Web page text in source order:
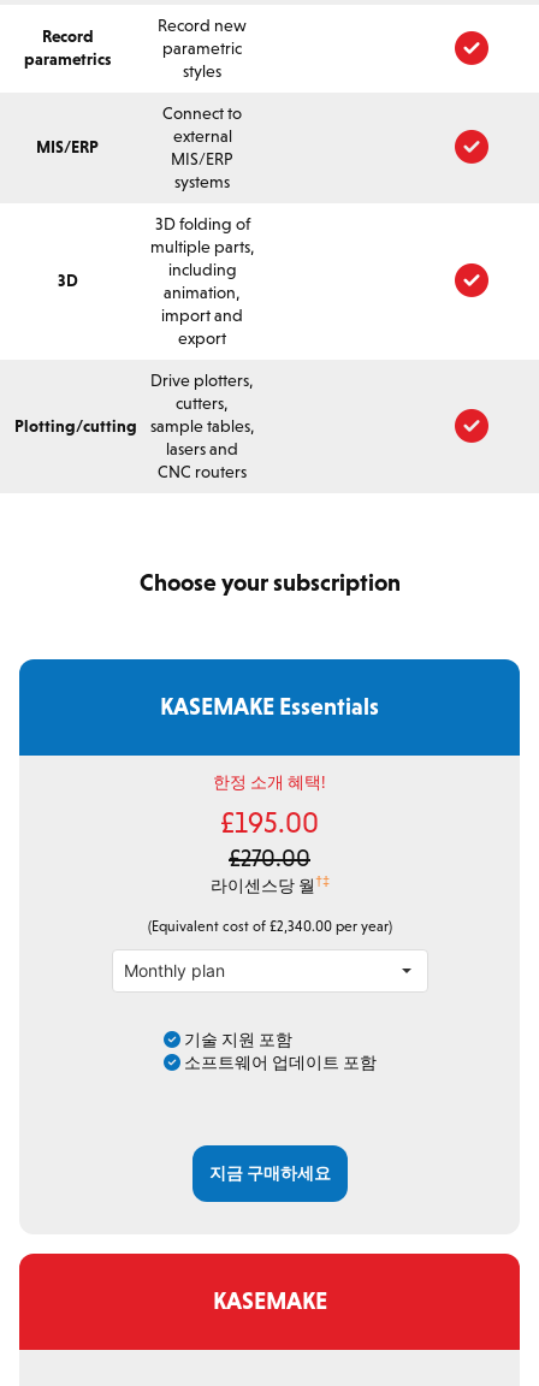
Record
parametrics
Record new
parametric
styles
MIS/ERP
Connect to
external
MIS/ERP
systems
3D
3D folding of
multiple parts,
including
animation,
import and
export
Plotting/cutting
Drive plotters,
cutters,
sample tables,
lasers and
CNC routers
Choose your subscription
KASEMAKE Essentials
한정 소개 혜택!
£195.00
£270.00
라이센스당 월†‡
(Equivalent cost of £2,340.00 per year)
기술 지원 포함
소프트웨어 업데이트 포함
지금 구매하세요
KASEMAKE